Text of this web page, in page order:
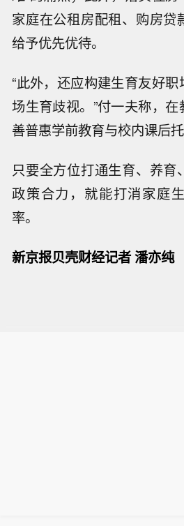
家庭在公租房配租、购房贷
给予优先优待。
“此外，还应构建生育友好
场生育歧视。”付一夫称，
善普惠学前教育与校内课后托
只要全方位打通生育、养育
政策合力，就能打消家庭
率。
新京报贝壳财经记者 潘亦纯